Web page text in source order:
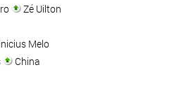
Zé Uilton
Melo
China